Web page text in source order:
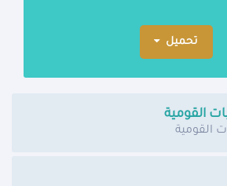
تحميل
القومية
القومية